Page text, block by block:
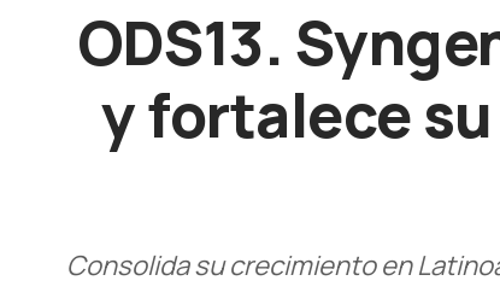
ODS13.
y fortalece
Consolida su crecimiento en